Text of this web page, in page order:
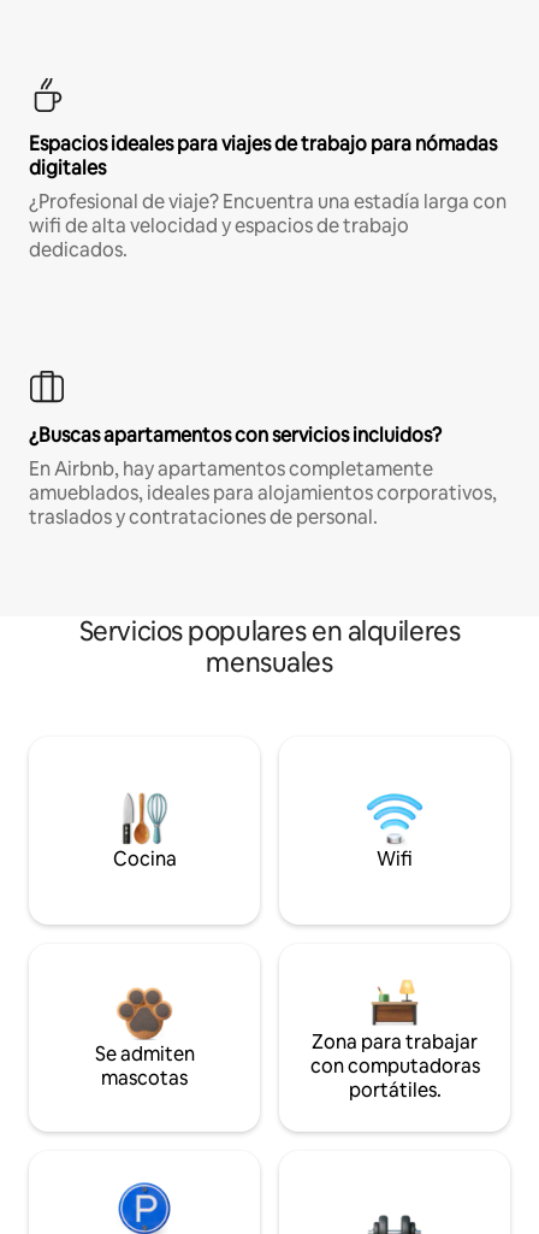
Espacios ideales para viajes de trabajo para nómadas
digitales
¿Profesional de viaje? Encuentra una estadía larga con
wifi de alta velocidad y espacios de trabajo
dedicados.
¿Buscas apartamentos con servicios incluidos?
En Airbnb, hay apartamentos completamente
amueblados, ideales para alojamientos corporativos,
traslados y contrataciones de personal.
Servicios populares en alquileres
mensuales
Cocina Wifi
Se admiten
mascotas
Zona para trabajar
con computadoras
portátiles.